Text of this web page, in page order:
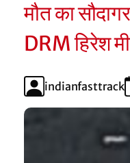
मौत का
DRM हिरेश
indianfasttrack